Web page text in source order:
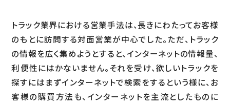
トラック業界における営業手法は、長きにわたってお客様
のもとに訪問する対面営業が中心でした。ただ、トラック
の情報を広く集めようとすると、インターネットの情報量、
利便性にはかないません。それを受け、欲しいトラックを
探すにはまずインターネットで検索をするという様に、お
客様の購買方法も、インターネットを主流としたものに